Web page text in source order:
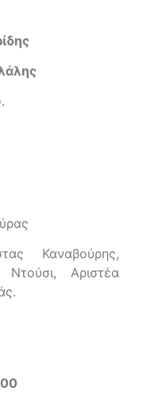
Καναβούρης,
Αριστέα